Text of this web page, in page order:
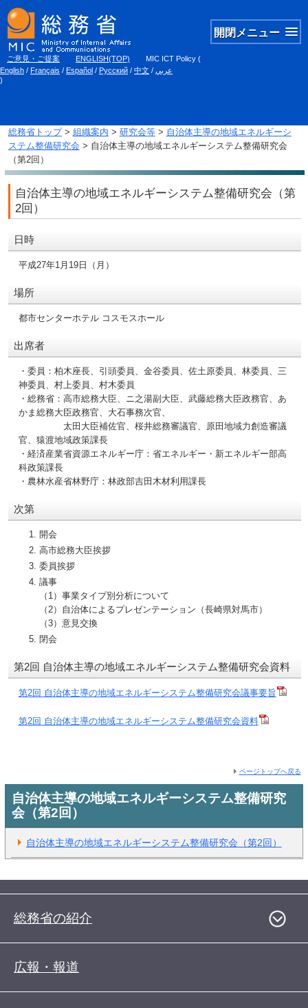
開閉メニュー
ご意見・ご提案 ENGLISH(TOP) MIC ICT Policy (
English / Français / Español / Русский / 中文 / عربي
)
総務省トップ> 組織案内 > 研究会等> 自治体主導の地域エネルギーシ
ステム整備研究会 > 自治体主導の地域エネルギーシステム整備研究会
（第2回）
自治体主導の地域エネルギーシステム整備研究会（第
2回）
日時
平成27年1月19日（月）
場所
都市センターホテル コスモスホール
出席者
・委員：柏木座長、引頭委員、金谷委員、佐土原委員、林委員、三
神委員、村上委員、村木委員
・総務省：高市総務大臣、ニ之湯副大臣、武藤総務大臣政務官、あ
かま総務大臣政務官、大石事務次官、
太田大臣補佐官、桜井総務審議官、原田地域力創造審議
官、猿渡地域政策課長
・経済産業省資源エネルギー庁：省エネルギー・新エネルギー部高
科政策課長
・農林水産省林野庁：林政部吉田木材利用課長
次第
開会
高市総務大臣挨拶
委員挨拶
議事
（1）事業タイプ別分析について
（2）自治体によるプレゼンテーション（長崎県対馬市）
（3）意見交換
閉会
第2回 自治体主導の地域エネルギーシステム整備研究会資料
第2回 自治体主導の地域エネルギーシステム整備研究会議事要旨
第2回 自治体主導の地域エネルギーシステム整備研究会資料
ページトップへ戻る
自治体主導の地域エネルギーシステム整備研究
会（第2回）
自治体主導の地域エネルギーシステム整備研究会（第2回）
総務省の紹介
広報・報道